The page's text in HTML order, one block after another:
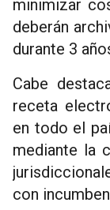
minimizar
deberán
durante 3
Cabe
receta
en todo el
mediante la
con